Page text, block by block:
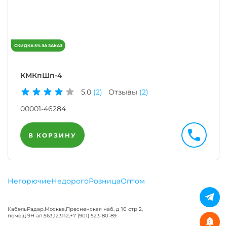
КМКпШп-4
5.0 (2) Отзывы (2)
00001-46284
В КОРЗИНУ
НегорючиеНедорогоРозницаОптом
КабельРадар,Москва,Пресненская наб, д 10 стр 2,
помещ 9Н ап.563,123112,+7 (901) 523-80-89